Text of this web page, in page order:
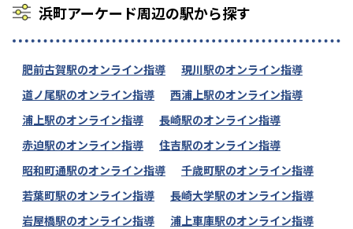
浜町アーケード周辺の駅から探す
肥前古賀駅のオンライン指導
現川駅のオンライン指導
道ノ尾駅のオンライン指導
西浦上駅のオンライン指導
浦上駅のオンライン指導
長崎駅のオンライン指導
赤迫駅のオンライン指導
住吉駅のオンライン指導
昭和町通駅のオンライン指導
千歳町駅のオンライン指導
若葉町駅のオンライン指導
長崎大学駅のオンライン指導
岩屋橋駅のオンライン指導
浦上車庫駅のオンライン指導